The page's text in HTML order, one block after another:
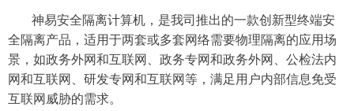
神易安全隔离计算机 ， 是我司 推出的一款创新型终端安
全隔离产品，适用于两套或多套网络需要物理隔离的应用场
景，如政务外网和互联网、政务专网和政务外网、 公检法内
网和互联网、 研发专网和互联网等， 满足 用户内部信息免受
互联网 威胁的需求。